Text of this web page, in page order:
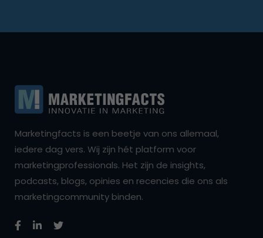
Marketingfacts is een beetje van ons allemaal,
iedere dag vers. Wij zijn hét platform voor
marketingprofessionals. Het zijn de insights,
podcasts, blogs, opinies en recencies die ons als
marketingcommunity binden.